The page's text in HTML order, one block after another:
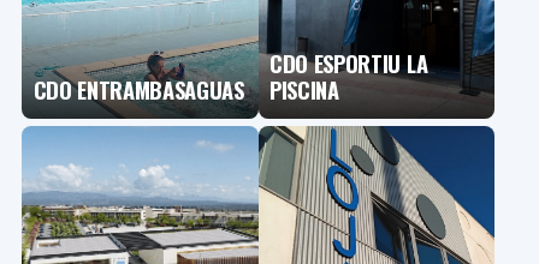
CDO ENTRAMBASAGUAS
CDO ESPORTIU LA
PISCINA